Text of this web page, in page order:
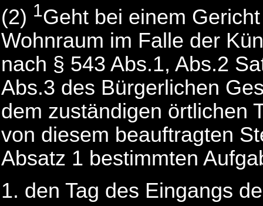
(2) 1Geht bei einem
Wohnraum im Falle der
nach § 543 Abs.1, Abs.2
Abs.3 des Bürgerlichen
dem zuständigen örtlichen
von diesem beauftragten
Absatz 1 bestimmten
den Tag des Eingangs